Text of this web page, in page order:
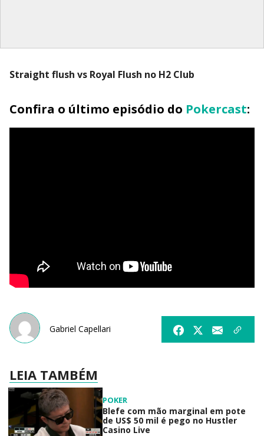
Straight flush vs Royal Flush no H2 Club
Confira o último episódio do Pokercast:
Gabriel Capellari
LEIA TAMBÉM
POKER
Blefe com mão marginal em pote
de US$ 50 mil é pego no Hustler
Casino Live